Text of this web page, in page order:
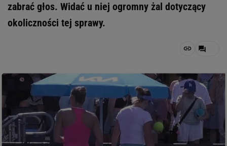
zabrać głos. Widać u niej ogromny żal dotyczący
okoliczności tej sprawy.